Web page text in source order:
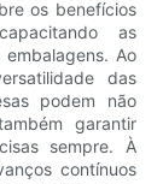
os benefícios
as
Ao
das
podem não
garantir
sempre. À
contínuos